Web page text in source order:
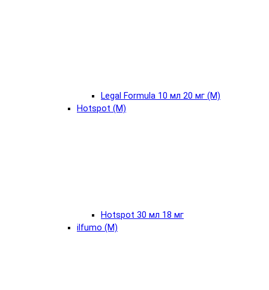
Legal Formula 10 мл 20 мг (М)
Hotspot (М)
Hotspot 30 мл 18 мг
ilfumo (М)